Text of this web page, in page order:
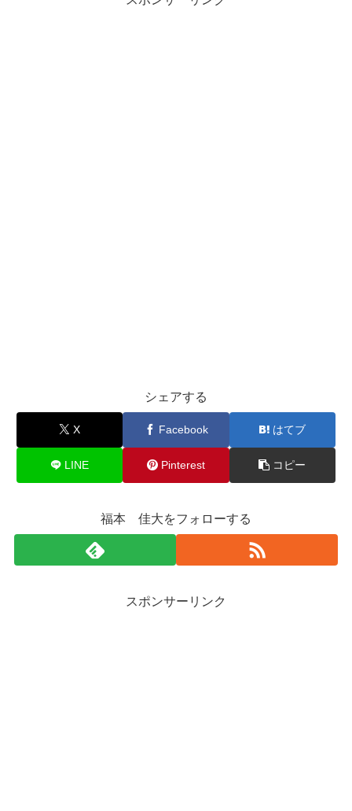
シェアする
X Facebook はてブ
LINE Pinterest コピー
福本 佳大をフォローする
スポンサーリンク